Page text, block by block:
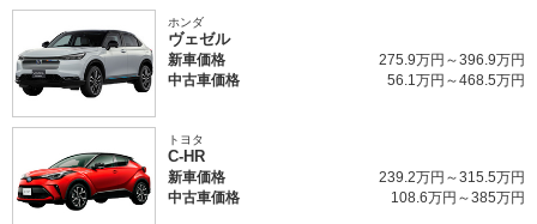
り分けなければいけません。なら、徹底的に今のマツダ車と違う
車にしよう。欧州市場とは別の理由で違和感を感じる車に仕上げ
る必要が出来たわけです。
まずメッキも無く大きなグリルも無いフロントマスク。抑揚の無
いボディパネル、円弧を描かない四角いホイールアーチ。個人的
にはここまでやるならフロントマスクはグリルレスでも良かった
のでは？と思いますが、少なくとも斜め後ろから見た時にマツダ
ホンダ
ヴェゼル
新車価格
275.9万円～396.9万円
中古車価格
56.1万円～468.5万円
トヨタ
C-HR
新車価格
239.2万円～315.5万円
中古車価格
108.6万円～385万円